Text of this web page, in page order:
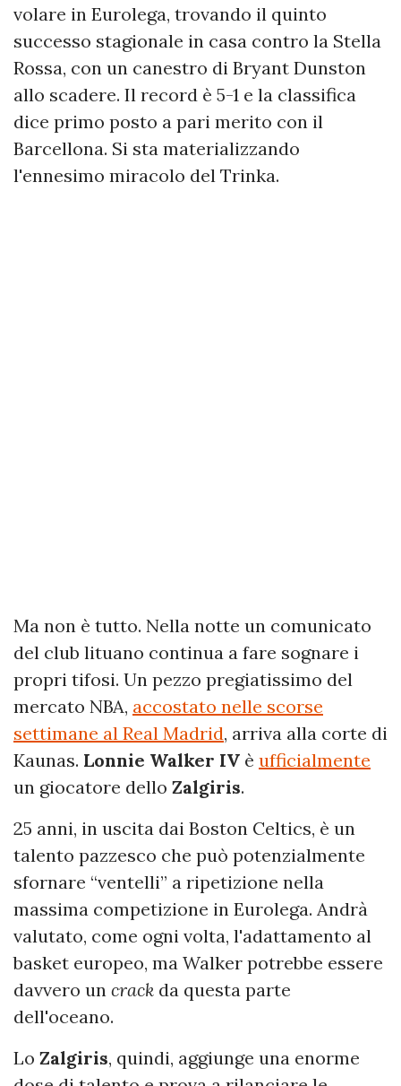
volare in Eurolega, trovando il quinto
successo stagionale in casa contro la Stella
Rossa, con un canestro di Bryant Dunston
allo scadere. Il record è 5-1 e la classifica
dice primo posto a pari merito con il
Barcellona. Si sta materializzando
l'ennesimo miracolo del Trinka.
Ma non è tutto. Nella notte un comunicato
del club lituano continua a fare sognare i
propri tifosi. Un pezzo pregiatissimo del
mercato NBA, accostato nelle scorse
settimane al Real Madrid, arriva alla corte di
Kaunas. Lonnie Walker IV è ufficialmente
un giocatore dello Zalgiris.
25 anni, in uscita dai Boston Celtics, è un
talento pazzesco che può potenzialmente
sfornare “ventelli” a ripetizione nella
massima competizione in Eurolega. Andrà
valutato, come ogni volta, l'adattamento al
basket europeo, ma Walker potrebbe essere
davvero un crack da questa parte
dell'oceano.
Lo Zalgiris, quindi, aggiunge una enorme